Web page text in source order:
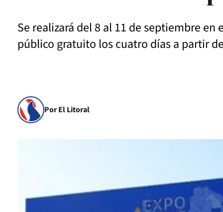
Se realizará del 8 al 11 de septiembre en
público gratuito los cuatro días a partir
Por El Litoral